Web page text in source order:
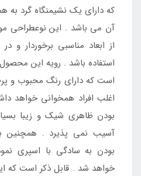
که دارای یک نشیمنگاه گرد به
آن می باشد . این نوعطراحی
از ابعاد مناسبی برخوردار و
استفاده باشد . رویه این
است که دارای رنگ محبوب و
اغلب افراد همخوانی خواهد
بودن ظاهری شیک و زیبا
آسیب نمی پذیرد .
بودن به سادگی با اسپری
خواهد شد . قابل ذکر است که